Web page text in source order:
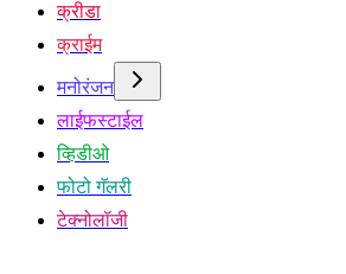
क्रीडा
क्राईम
मनोरंजन
लाईफस्टाईल
व्हिडीओ
फोटो गॅलरी
टेक्नोलॉजी